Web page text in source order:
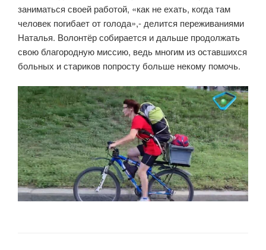
заниматься своей работой, «как не ехать, когда там
человек погибает от голода»,- делится переживаниями
Наталья. Волонтёр собирается и дальше продолжать
свою благородную миссию, ведь многим из оставшихся
больных и стариков попросту больше некому помочь.